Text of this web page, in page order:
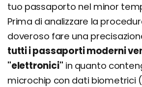
tuo passaporto nel minor
Prima di analizzare la
doveroso fare una
tutti i passaporti moderni
"elettronici" in quanto
microchip con dati biometrici